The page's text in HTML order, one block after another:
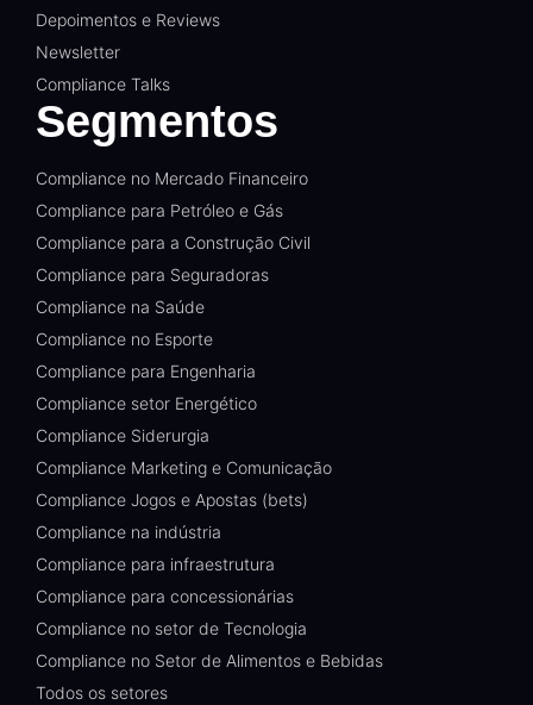
Depoimentos e Reviews
Newsletter
Compliance Talks
Segmentos
Compliance no Mercado Financeiro
Compliance para Petróleo e Gás
Compliance para a Construção Civil
Compliance para Seguradoras
Compliance na Saúde
Compliance no Esporte
Compliance para Engenharia
Compliance setor Energético
Compliance Siderurgia
Compliance Marketing e Comunicação
Compliance Jogos e Apostas (bets)
Compliance na indústria
Compliance para infraestrutura
Compliance para concessionárias
Compliance no setor de Tecnologia
Compliance no Setor de Alimentos e Bebidas
Todos os setores